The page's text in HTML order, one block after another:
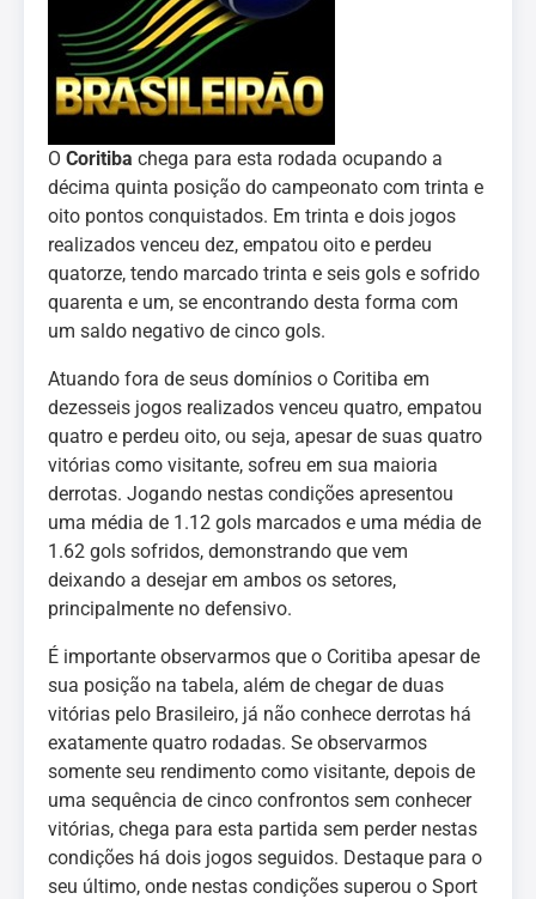
O Coritiba chega para esta rodada ocupando a
décima quinta posição do campeonato com trinta e
oito pontos conquistados. Em trinta e dois jogos
realizados venceu dez, empatou oito e perdeu
quatorze, tendo marcado trinta e seis gols e sofrido
quarenta e um, se encontrando desta forma com
um saldo negativo de cinco gols.
Atuando fora de seus domínios o Coritiba em
dezesseis jogos realizados venceu quatro, empatou
quatro e perdeu oito, ou seja, apesar de suas quatro
vitórias como visitante, sofreu em sua maioria
derrotas. Jogando nestas condições apresentou
uma média de 1.12 gols marcados e uma média de
1.62 gols sofridos, demonstrando que vem
deixando a desejar em ambos os setores,
principalmente no defensivo.
É importante observarmos que o Coritiba apesar de
sua posição na tabela, além de chegar de duas
vitórias pelo Brasileiro, já não conhece derrotas há
exatamente quatro rodadas. Se observarmos
somente seu rendimento como visitante, depois de
uma sequência de cinco confrontos sem conhecer
vitórias, chega para esta partida sem perder nestas
condições há dois jogos seguidos. Destaque para o
seu último, onde nestas condições superou o Sport